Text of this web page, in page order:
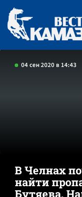
04 сен 2020 в 14:43
В Челнах
найти
Бутяева.